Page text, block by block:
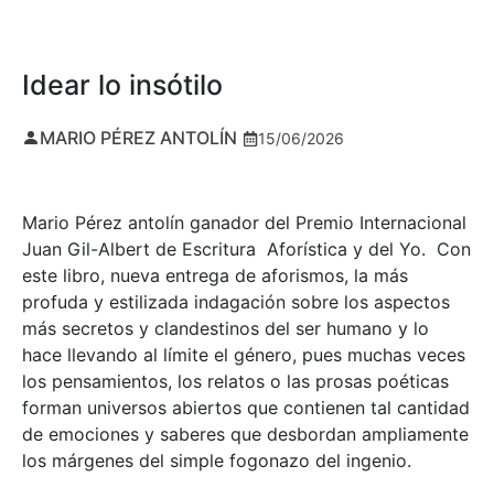
Idear lo insótilo
MARIO PÉREZ ANTOLÍN 15/06/2026
Mario Pérez antolín ganador del Premio Internacional
Juan Gil-Albert de Escritura Aforística y del Yo. Con
este libro, nueva entrega de aforismos, la más
profuda y estilizada indagación sobre los aspectos
más secretos y clandestinos del ser humano y lo
hace llevando al límite el género, pues muchas veces
los pensamientos, los relatos o las prosas poéticas
forman universos abiertos que contienen tal cantidad
de emociones y saberes que desbordan ampliamente
los márgenes del simple fogonazo del ingenio.